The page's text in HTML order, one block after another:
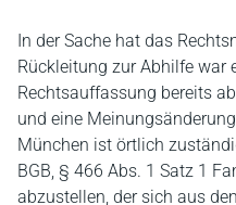
In der Sache hat das
Rückleitung zur Abhilfe war
Rechtsauffassung bereits
und eine
München ist örtlich
BGB, § 466 Abs. 1 Satz 1
abzustellen, der sich aus